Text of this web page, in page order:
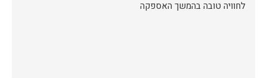
לחוויה טובה בהמשך האספקה